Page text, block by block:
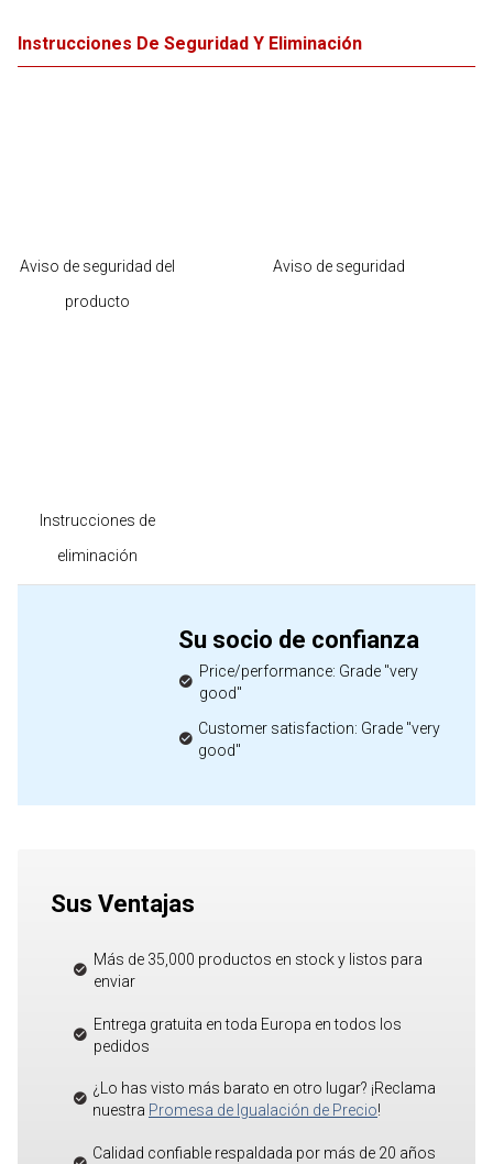
Instrucciones De Seguridad Y Eliminación
Aviso de seguridad del
producto
Aviso de seguridad
Instrucciones de
eliminación
Su socio de confianza
Price/performance: Grade "very
good"
Customer satisfaction: Grade "very
good"
Sus Ventajas
Más de 35,000 productos en stock y listos para
enviar
Entrega gratuita en toda Europa en todos los
pedidos
¿Lo has visto más barato en otro lugar? ¡Reclama
nuestra Promesa de Igualación de Precio!
Calidad confiable respaldada por más de 20 años